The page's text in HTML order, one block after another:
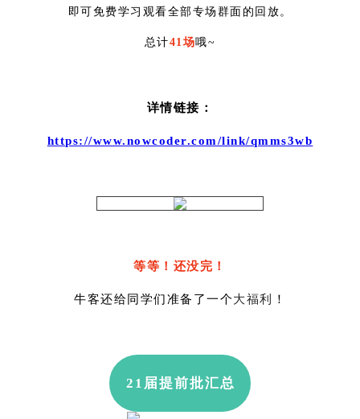
即可免费学习观看全部专场群面的回放。
总计41场哦~
详情链接：
https://www.nowcoder.com/link/qmms3wb
等等！还没完！
牛客还给同学们准备了一个大福利 ！
21届提前批汇总